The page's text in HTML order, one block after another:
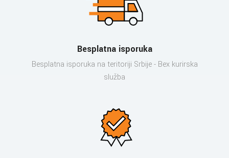
Besplatna isporuka
Besplatna isporuka na teritoriji Srbije - Bex kurirska
služba